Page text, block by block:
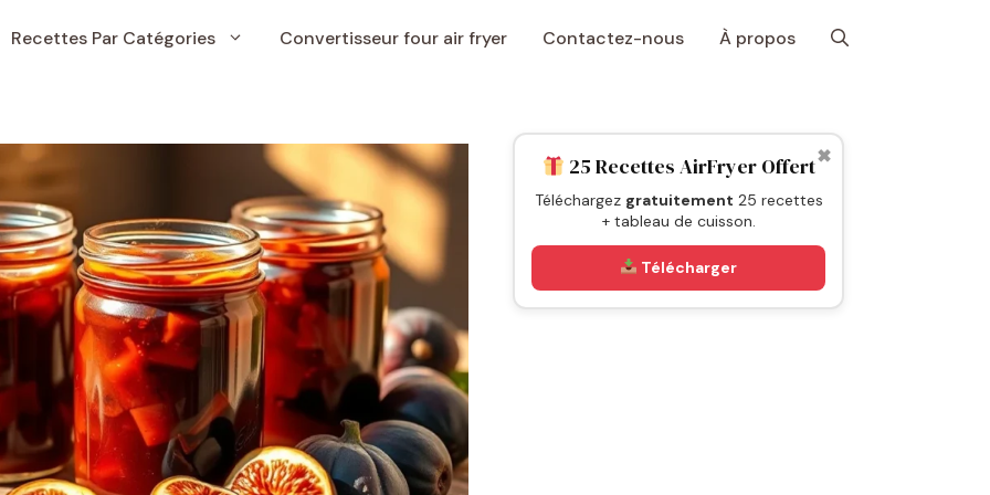
Recettes Par Catégories Convertisseur four air fryer Contactez-nous À propos
✖
25 Recettes AirFryer Offert
Téléchargez gratuitement 25 recettes
+ tableau de cuisson.
Télécharger